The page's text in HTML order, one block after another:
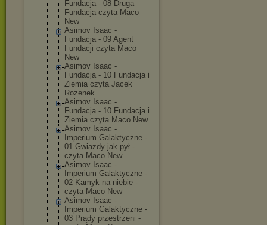
Fundacja - 08 Druga
Fundacja czyta Maco
New
Asimov Isaac -
Fundacja - 09 Agent
Fundacji czyta Maco
New
Asimov Isaac -
Fundacja - 10 Fundacja i
Ziemia czyta Jacek
Rozenek
Asimov Isaac -
Fundacja - 10 Fundacja i
Ziemia czyta Maco New
Asimov Isaac -
Imperium Galaktyczne -
01 Gwiazdy jak pył -
czyta Maco New
Asimov Isaac -
Imperium Galaktyczne -
02 Kamyk na niebie -
czyta Maco New
Asimov Isaac -
Imperium Galaktyczne -
03 Prądy przestrzeni -